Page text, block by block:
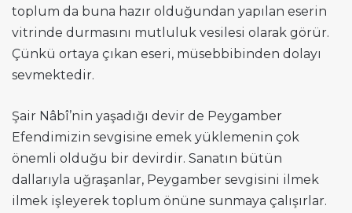
toplum da buna hazır olduğundan yapılan eserin
vitrinde durmasını mutluluk vesilesi olarak görür.
Çünkü ortaya çıkan eseri, müsebbibinden dolayı
sevmektedir.
Şair Nâbî’nin yaşadığı devir de Peygamber
Efendimizin sevgisine emek yüklemenin çok
önemli olduğu bir devirdir. Sanatın bütün
dallarıyla uğraşanlar, Peygamber sevgisini ilmek
ilmek işleyerek toplum önüne sunmaya çalışırlar.